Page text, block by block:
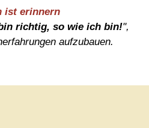
ist erinnern
richtig, so wie ich bin!",
aufzubauen.